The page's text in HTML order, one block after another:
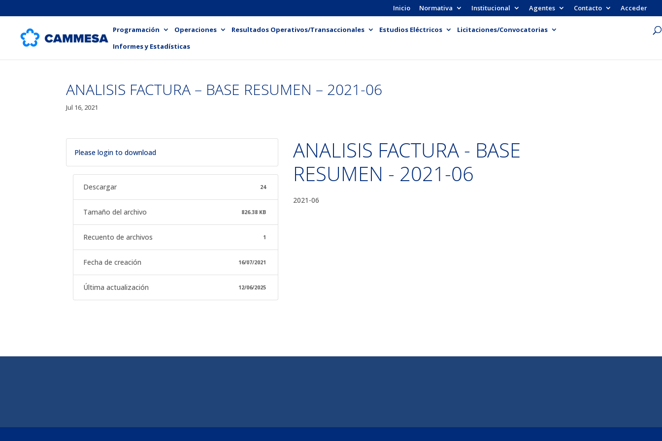
Inicio Normativa Institucional Agentes Contacto Acceder
Programación Operaciones Resultados Operativos/Transaccionales Estudios Eléctricos
Licitaciones/Convocatorias
Informes y Estadísticas
ANALISIS FACTURA – BASE RESUMEN – 2021-06
Jul 16, 2021
Please login to download
Descargar 24
Tamaño del archivo 826.38 KB
Recuento de archivos 1
Fecha de creación 16/07/2021
Última actualización 12/06/2025
ANALISIS FACTURA - BASE
RESUMEN - 2021-06
2021-06